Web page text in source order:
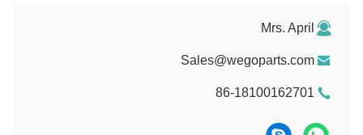
Mrs. April
Sales@wegoparts.com
86-18100162701